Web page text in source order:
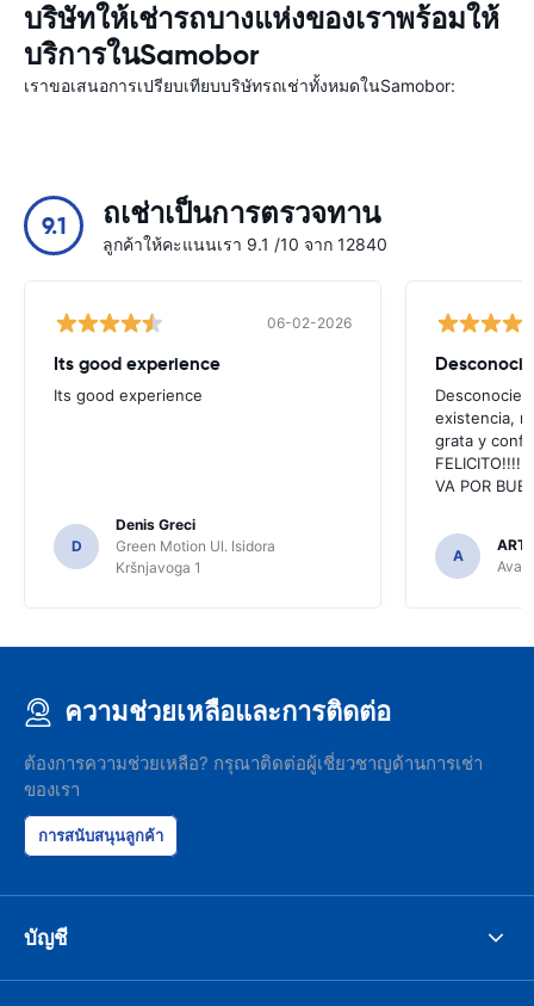
บริษัทให้เช่ารถบางแห่งของเราพร้อมให้
บริการในSamobor
เราขอเสนอการเปรียบเทียบบริษัทรถเช่าทั้งหมดในSamobor:
9.1 ถเช่าเป็นการตรวจทาน
ลูกค้าให้คะแนนเรา 9.1 /10 จาก 12840
06-02-2026
Its good experience
Its good experience
D
Denis Greci
Green Motion Ul. Isidora
Kršnjavoga 1
existencia,
grata y
FELICITO!!!!,
VA POR
A
ความช่วยเหลือและการติดต่อ
ต้องการความช่วยเหลือ? กรุณาติดต่อผู้เชี่ยวชาญด้านการเช่า
ของเรา
การสนับสนุนลูกค้า
บัญชี